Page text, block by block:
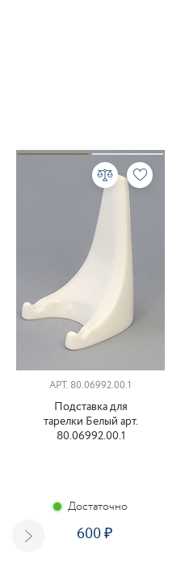
АРТ. 80.06992.00.1
Подставка для
тарелки Белый арт.
80.06992.00.1
Достаточно
600